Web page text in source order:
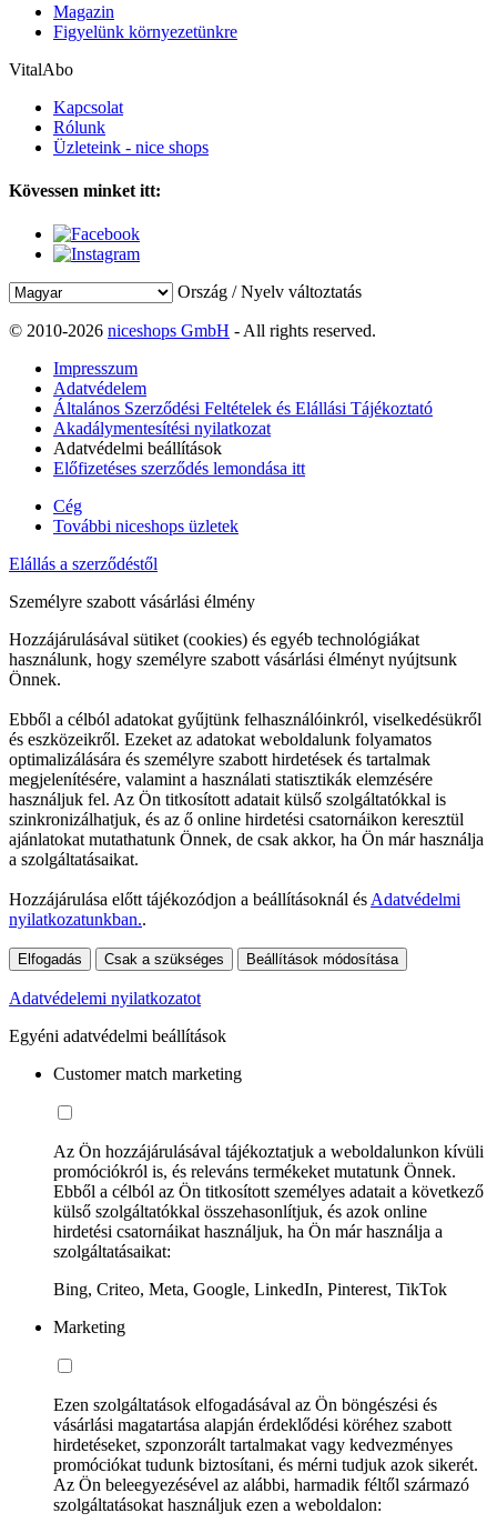
Magazin
Figyelünk környezetünkre
VitalAbo
Kapcsolat
Rólunk
Üzleteink - nice shops
Kövessen minket itt:
Ország / Nyelv változtatás
© 2010-2026 niceshops GmbH - All rights reserved.
Impresszum
Adatvédelem
Általános Szerződési Feltételek és Elállási Tájékoztató
Akadálymentesítési nyilatkozat
Adatvédelmi beállítások
Előfizetéses szerződés lemondása itt
Cég
További niceshops üzletek
Elállás a szerződéstől
Személyre szabott vásárlási élmény
Hozzájárulásával sütiket (cookies) és egyéb technológiákat
használunk, hogy személyre szabott vásárlási élményt nyújtsunk
Önnek.
Ebből a célból adatokat gyűjtünk felhasználóinkról, viselkedésükről
és eszközeikről. Ezeket az adatokat weboldalunk folyamatos
optimalizálására és személyre szabott hirdetések és tartalmak
megjelenítésére, valamint a használati statisztikák elemzésére
használjuk fel. Az Ön titkosított adatait külső szolgáltatókkal is
szinkronizálhatjuk, és az ő online hirdetési csatornáikon keresztül
ajánlatokat mutathatunk Önnek, de csak akkor, ha Ön már használja
a szolgáltatásaikat.
Hozzájárulása előtt tájékozódjon a beállításoknál és Adatvédelmi
nyilatkozatunkban..
Elfogadás Csak a szükséges Beállítások módosítása
Adatvédelemi nyilatkozatot
Egyéni adatvédelmi beállítások
Customer match marketing
Az Ön hozzájárulásával tájékoztatjuk a weboldalunkon kívüli
promóciókról is, és releváns termékeket mutatunk Önnek.
Ebből a célból az Ön titkosított személyes adatait a következő
külső szolgáltatókkal összehasonlítjuk, és azok online
hirdetési csatornáikat használjuk, ha Ön már használja a
szolgáltatásaikat:
Bing, Criteo, Meta, Google, LinkedIn, Pinterest, TikTok
Marketing
Ezen szolgáltatások elfogadásával az Ön böngészési és
vásárlási magatartása alapján érdeklődési köréhez szabott
hirdetéseket, szponzorált tartalmakat vagy kedvezményes
promóciókat tudunk biztosítani, és mérni tudjuk azok sikerét.
Az Ön beleegyezésével az alábbi, harmadik féltől származó
szolgáltatásokat használjuk ezen a weboldalon: